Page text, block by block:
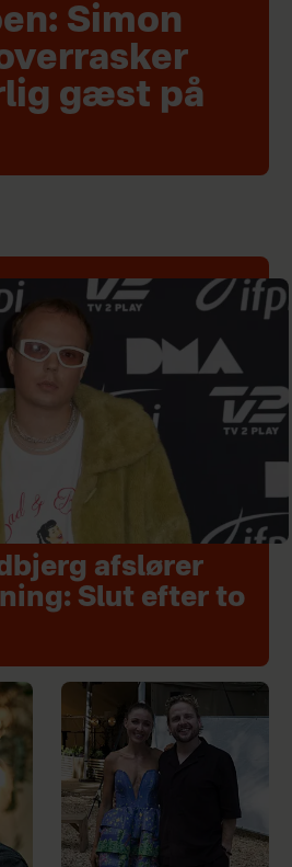
Simon
gæst på
afslører
Slut efter to